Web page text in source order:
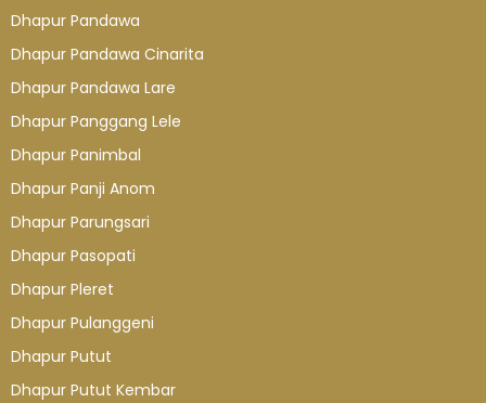
Dhapur Pandawa
Dhapur Pandawa Cinarita
Dhapur Pandawa Lare
Dhapur Panggang Lele
Dhapur Panimbal
Dhapur Panji Anom
Dhapur Parungsari
Dhapur Pasopati
Dhapur Pleret
Dhapur Pulanggeni
Dhapur Putut
Dhapur Putut Kembar